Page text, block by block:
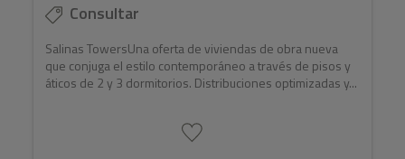
Consultar
Salinas TowersUna oferta de viviendas de obra nueva
que conjuga el estilo contemporáneo a través de pisos y
áticos de 2 y 3 dormitorios. Distribuciones optimizadas y...